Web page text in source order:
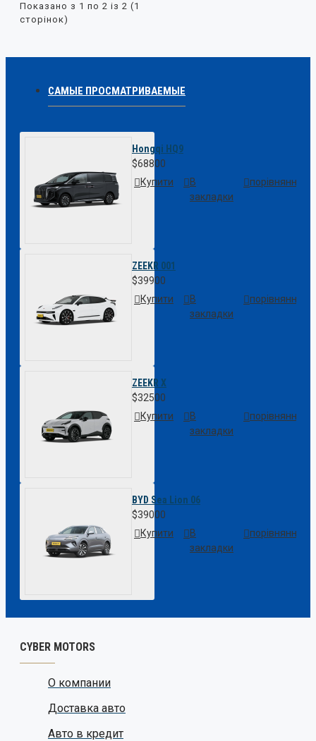
Показано з 1 по 2 із 2 (1
сторінок)
САМЫЕ ПРОСМАТРИВАЕМЫЕ
Hongqi HQ9
$68800
Купити
В
закладки
порівняння
ZEEKR 001
$39900
Купити
В
закладки
порівняння
ZEEKR X
$32500
Купити
В
закладки
порівняння
BYD Sea Lion 06
$39000
Купити
В
закладки
порівняння
CYBER MOTORS
О компании
Доставка авто
Авто в кредит